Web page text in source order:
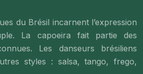
du Brésil incarnent l’expression
La capoeira fait partie des
Les danseurs brésiliens
styles : salsa, tango, frego,